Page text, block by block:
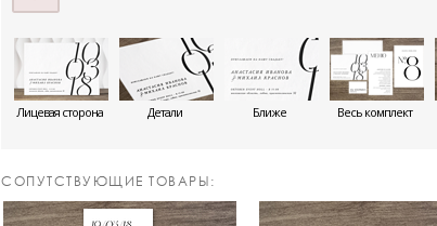
Лицевая сторона Детали Ближе Весь комплект
CОПУТСТВУЮЩИЕ ТОВАРЫ: